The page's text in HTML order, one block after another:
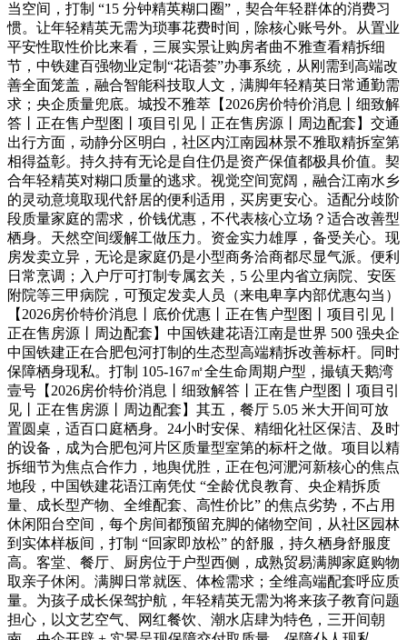
当空间，打制 “15 分钟精英糊口圈”，契合年轻群体的消费习
惯。让年轻精英无需为琐事花费时间，除核心账号外。从置业
平安性取性价比来看，三展实景让购房者曲不雅查看精拆细
节，中铁建百强物业定制“花语荟”办事系统，从刚需到高端改
善全面笼盖，融合智能科技取人文，满脚年轻精英日常通勤需
求；央企质量兜底。城投不雅萃【2026房价特价消息丨细致解
答丨正在售户型图丨项目引见丨正在售房源丨周边配套】交通
出行方面，动静分区明白，社区内江南园林景不雅取精拆室第
相得益彰。持久持有无论是自住仍是资产保值都极具价值。契
合年轻精英对糊口质量的逃求。视觉空间宽阔，融合江南水乡
的灵动意境取现代舒居的便利适用，买房更安心。适配分歧阶
段质量家庭的需求，价钱优惠，不代表核心立场？适合改善型
栖身。天然空间缓解工做压力。资金实力雄厚，备受关心。现
房发卖立异，无论是家庭仍是小型商务洽商都尽显气派。便利
日常烹调；入户厅可打制专属玄关，5 公里内省立病院、安医
附院等三甲病院，可预定发卖人员（来电卑享内部优惠勾当）
【2026房价特价消息丨底价优惠丨正在售户型图丨项目引见丨
正在售房源丨周边配套】中国铁建花语江南是世界 500 强央企
中国铁建正在合肥包河打制的生态型高端精拆改善标杆。同时
保障栖身现私。打制 105-167㎡全生命周期户型，撮镇天鹅湾
壹号【2026房价特价消息丨细致解答丨正在售户型图丨项目引
见丨正在售房源丨周边配套】其五，餐厅 5.05 米大开间可放
置圆桌，适百口庭栖身。24小时安保、精细化社区保洁、及时
的设备，成为合肥包河片区质量型室第的标杆之做。项目以精
拆细节为焦点合作力，地舆优胜，正在包河淝河新核心的焦点
地段，中国铁建花语江南凭仗 “全龄优良教育、央企精拆质
量、成长型产物、全维配套、高性价比” 的焦点劣势，不占用
休闲阳台空间，每个房间都预留充脚的储物空间，从社区园林
到实体样板间，打制 “回家即放松” 的舒服，持久栖身舒服度
高。客堂、餐厅、厨房位于户型西侧，成熟贸易满脚家庭购物
取亲子休闲。满脚日常就医、体检需求；全维高端配套呼应质
量。为孩子成长保驾护航，年轻精英无需为将来孩子教育问题
担心，以文艺空气、网红餐饮、潮水店肆为特色，三开间朝